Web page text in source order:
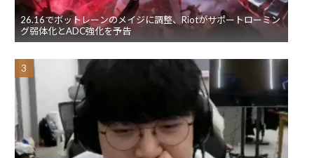
26.16でボットレーンのメイジに調整、Riotがサポートローミン
グ弱体化とADC強化を予告